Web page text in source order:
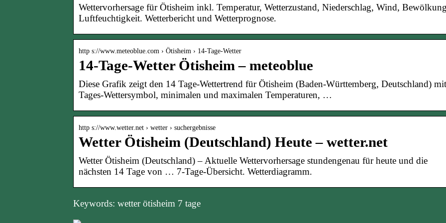
Wettervorhersage für Ötisheim inkl. Temperatur, Wetterzustand, Niederschlag, Wind,
Luftfeuchtigkeit. Wetterbericht und Wetterprognose.
http s://www.meteoblue.com › Ötisheim › 14-Tage-Wetter
14-Tage-Wetter Ötisheim – meteoblue
Diese Grafik zeigt den 14 Tage-Wettertrend für Ötisheim (Baden-Württemberg, Deutschland) mit
Tages-Wettersymbol, minimalen und maximalen Temperaturen, …
http s://www.wetter.net › wetter › suchergebnisse
Wetter Ötisheim (Deutschland) Heute – wetter.net
Wetter Ötisheim (Deutschland) – Aktuelle Wettervorhersage stundengenau für heute und die
nächsten 14 Tage von … 7-Tage-Übersicht. Wetterdiagramm.
Keywords: wetter ötisheim 7 tage